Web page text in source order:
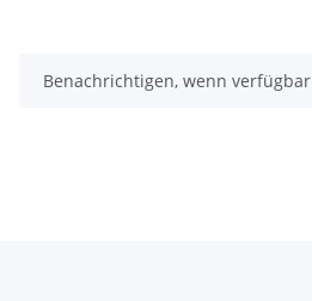
Benachrichtigen, wenn verfügbar